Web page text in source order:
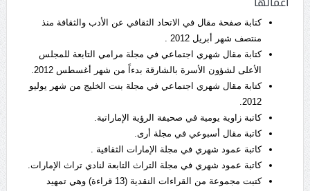
كتابة صفحة مقال في الاتحاد الثقافي عن الأدب والثقافة منذ
منتصف شهر أبريل 2012 .
كتابة مقال شهري اجتماعي في مجلة مرامي التابعة للمجلس
الأعلى لشؤون الأسرة بالشارقة بدءاً من شهر أغسطس 2012.
كتابة مقال شهري اجتماعي في مجلة بنت الخليج من شهر يوليو
2012.
كاتبة زاوية يومية في صحيفة الرؤية الإماراتية.
كاتبة مقال أسبوعي في مجلة أرى.
كاتبة عمود شهري في مجلة الإمارات الثقافية .
كاتبة عمود شهري في مجلة التراث التابعة لنادي تراث الإمارات.
كتبت مجموعة من القراءات النقدية (13 قراءة) وهي تمهيد